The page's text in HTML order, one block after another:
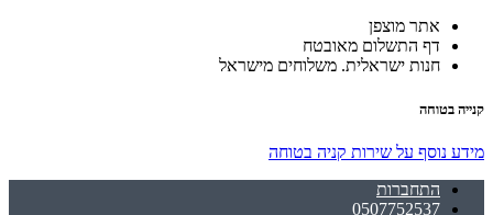
אתר מוצפן
דף התשלום מאובטח
חנות ישראלית. משלוחים מישראל
קנייה בטוחה
מידע נוסף על שירות קניה בטוחה
התחברות
0507752537